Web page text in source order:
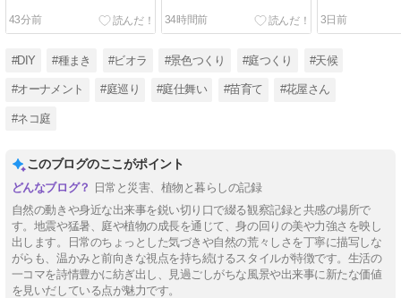
43分前 34時間前 3日前
#DIY #種まき #ビオラ #景色つくり #庭つくり #天候
#オーナメント #庭巡り #庭仕舞い #苗育て #花屋さん
#ネコ庭
このブログのここがポイント
日常と災害、植物と暮らしの記録
自然の動きや身近な出来事を鋭い切り口で綴る観察記録と共感の場所で
す。地震や猛暑、庭や植物の成長を通じて、身の回りの美や力強さを映し
出します。日常のちょっとした気づきや自然の荒々しさを丁寧に描写しな
がらも、温かみと前向きな視点を持ち続けるスタイルが特徴です。生活の
一コマを詩情豊かに紡ぎ出し、見過ごしがちな風景や出来事に新たな価値
を見いだしている点が魅力です。